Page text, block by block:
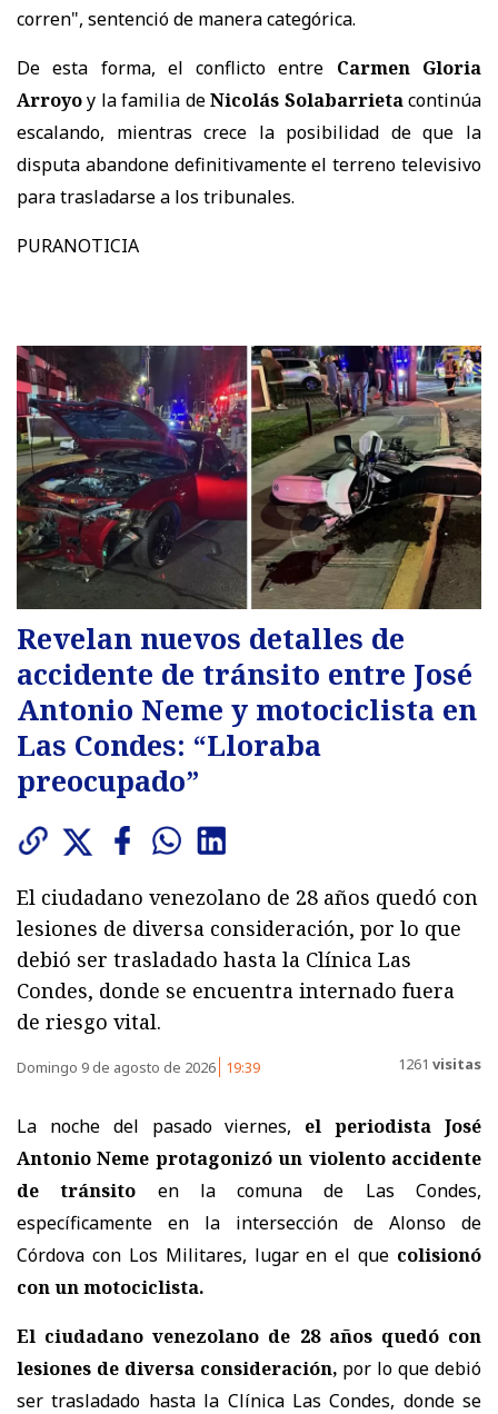
corren", sentenció de manera categórica.
De esta forma, el conflicto entre Carmen Gloria
Arroyoy la familia deNicolás Solabarrietacontinúa
escalando, mientras crece la posibilidad de que la
disputa abandone definitivamente el terreno televisivo
para trasladarse a los tribunales.
PURANOTICIA
Revelan nuevos detalles de
accidente de tránsito entre José
Antonio Neme y motociclista en
Las Condes: “Lloraba
preocupado”
El ciudadano venezolano de 28 años quedó con
lesiones de diversa consideración, por lo que
debió ser trasladado hasta la Clínica Las
Condes, donde se encuentra internado fuera
de riesgo vital.
Domingo 9 de agosto de 2026 19:39 1261 visitas
La noche del pasado viernes, el periodista José
Antonio Neme protagonizó un violento accidente
de tránsito en la comuna de Las Condes,
específicamente en la intersección de Alonso de
Córdova con Los Militares, lugar en el que colisionó
con un motociclista.
El ciudadano venezolano de 28 años quedó con
lesiones de diversa consideración, por lo que debió
ser trasladado hasta la Clínica Las Condes, donde se